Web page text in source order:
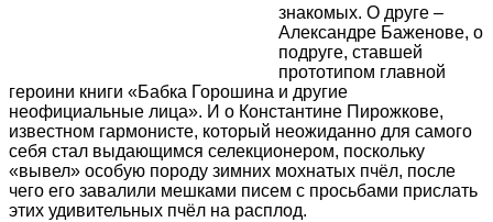
знакомых. О друге –
Александре Баженове, о
подруге, ставшей
прототипом главной
героини книги «Бабка Горошина и другие
неофициальные лица». И о Константине Пирожкове,
известном гармонисте, который неожиданно для самого
себя стал выдающимся селекционером, поскольку
«вывел» особую породу зимних мохнатых пчёл, после
чего его завалили мешками писем с просьбами прислать
этих удивительных пчёл на расплод.